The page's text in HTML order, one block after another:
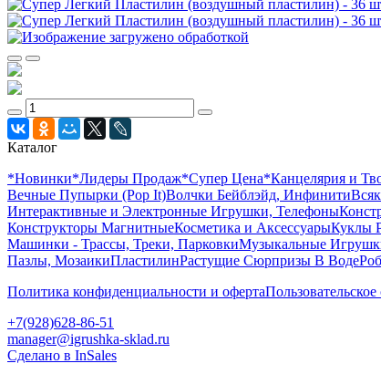
Каталог
*Новинки*Лидеры Продаж*Супер Цена*Канцелярия и
Вечные Пупырки (Pop It)Волчки Бейблэйд, Инфинити
Интерактивные и Электронные Игрушки, Телефоны
Конструкторы МагнитныеКосметика и АксессуарыКуклы
Машинки - Трассы, Треки, ПарковкиМузыкальные
Пазлы, МозаикиПластилинРастущие Сюрпризы В Воде
Политика конфиденциальности и оферта
+7(928)628-86-51
manager@igrushka-sklad.ru
Сделано в InSales